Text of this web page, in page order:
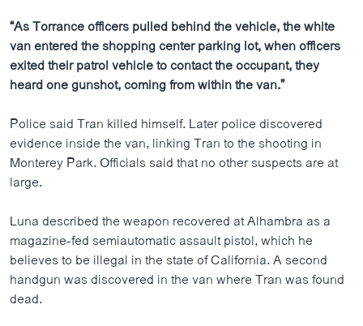
“As Torrance officers pulled behind the vehicle, the white
van entered the shopping center parking lot, when officers
exited their patrol vehicle to contact the occupant, they
heard one gunshot, coming from within the van.”
Police said Tran killed himself. Later police discovered
evidence inside the van, linking Tran to the shooting in
Monterey Park. Officials said that no other suspects are at
large.
Luna described the weapon recovered at Alhambra as a
magazine-fed semiautomatic assault pistol, which he
believes to be illegal in the state of California. A second
handgun was discovered in the van where Tran was found
dead.